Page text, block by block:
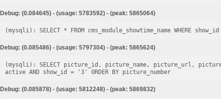
Debug: (0.084645) - (usage: 5783592) - (peak: 5865064)
Debug: (0.085486) - (usage: 5797304) - (peak: 5865624)
(mysqli): SELECT picture_id, picture_name, picture_url,
Debug: (0.085878) - (usage: 5812248) - (peak: 5869832)